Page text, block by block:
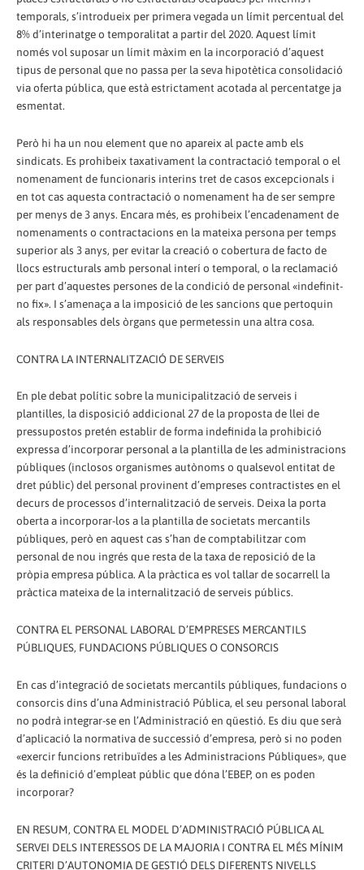
temporals, s’introdueix per primera vegada un límit percentual del
8% d’interinatge o temporalitat a partir del 2020. Aquest límit
només vol suposar un límit màxim en la incorporació d’aquest
tipus de personal que no passa per la seva hipotètica consolidació
via oferta pública, que està estrictament acotada al percentatge ja
esmentat.
Però hi ha un nou element que no apareix al pacte amb els
sindicats. Es prohibeix taxativament la contractació temporal o el
nomenament de funcionaris interins tret de casos excepcionals i
en tot cas aquesta contractació o nomenament ha de ser sempre
per menys de 3 anys. Encara més, es prohibeix l’encadenament de
nomenaments o contractacions en la mateixa persona per temps
superior als 3 anys, per evitar la creació o cobertura de facto de
llocs estructurals amb personal interí o temporal, o la reclamació
per part d’aquestes persones de la condició de personal «indefinit-
no fix». I s’amenaça a la imposició de les sancions que pertoquin
als responsables dels òrgans que permetessin una altra cosa.
CONTRA LA INTERNALITZACIÓ DE SERVEIS
En ple debat polític sobre la municipalització de serveis i
plantilles, la disposició addicional 27 de la proposta de llei de
pressupostos pretén establir de forma indefinida la prohibició
expressa d’incorporar personal a la plantilla de les administracions
públiques (inclosos organismes autònoms o qualsevol entitat de
dret públic) del personal provinent d’empreses contractistes en el
decurs de processos d’internalització de serveis. Deixa la porta
oberta a incorporar-los a la plantilla de societats mercantils
públiques, però en aquest cas s’han de comptabilitzar com
personal de nou ingrés que resta de la taxa de reposició de la
pròpia empresa pública. A la pràctica es vol tallar de socarrell la
pràctica mateixa de la internalització de serveis públics.
CONTRA EL PERSONAL LABORAL D’EMPRESES MERCANTILS
PÚBLIQUES, FUNDACIONS PÚBLIQUES O CONSORCIS
En cas d’integració de societats mercantils públiques, fundacions o
consorcis dins d’una Administració Pública, el seu personal laboral
no podrà integrar-se en l’Administració en qüestió. Es diu que serà
d’aplicació la normativa de successió d’empresa, però si no poden
«exercir funcions retribuïdes a les Administracions Públiques», que
és la definició d’empleat públic que dóna l’EBEP, on es poden
incorporar?
EN RESUM, CONTRA EL MODEL D’ADMINISTRACIÓ PÚBLICA AL
SERVEI DELS INTERESSOS DE LA MAJORIA I CONTRA EL MÉS MÍNIM
CRITERI D’AUTONOMIA DE GESTIÓ DELS DIFERENTS NIVELLS